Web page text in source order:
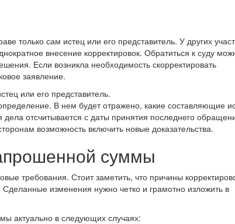
только сам истец или его представитель. У других
внесение корректировок. Обратиться к суду
Если возникла необходимость скорректировать
заявление.
или его представитель.
В нем будет отражено, какие составляющие
отсчитывается с даты принятия последнего
возможность включить новые доказательства.
суммы
требования. Стоит заметить, что причины
изменения нужно четко и грамотно изложить в
актуально в следующих случаях: